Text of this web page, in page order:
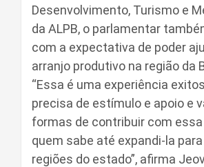
Desenvolvimento, Turismo e
da ALPB, o parlamentar
com a expectativa de poder
arranjo produtivo na região da
“Essa é uma experiência
precisa de estímulo e apoio e
formas de contribuir com
quem sabe até expandi-la
regiões do estado”, afirma